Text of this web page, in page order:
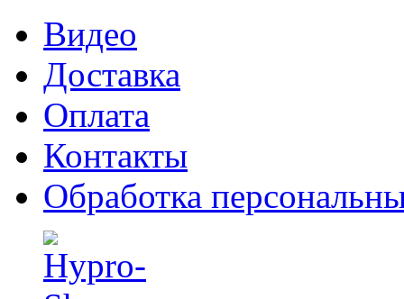
Видео
Доставка
Оплата
Контакты
Обработка